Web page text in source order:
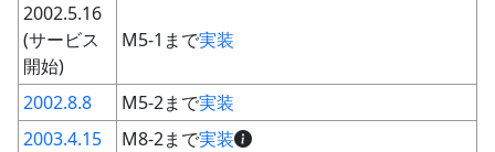
2002.5.16
(サービス
開始)
M5-1まで実装
2002.8.8 M5-2まで実装
2003.4.15
M8-2まで実装